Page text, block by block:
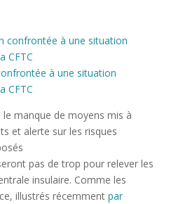
à une situation
CFTC
manque de moyens mis à
et alerte sur les risques
pas de trop pour relever les
insulaire. Comme les
illustrés récemment par